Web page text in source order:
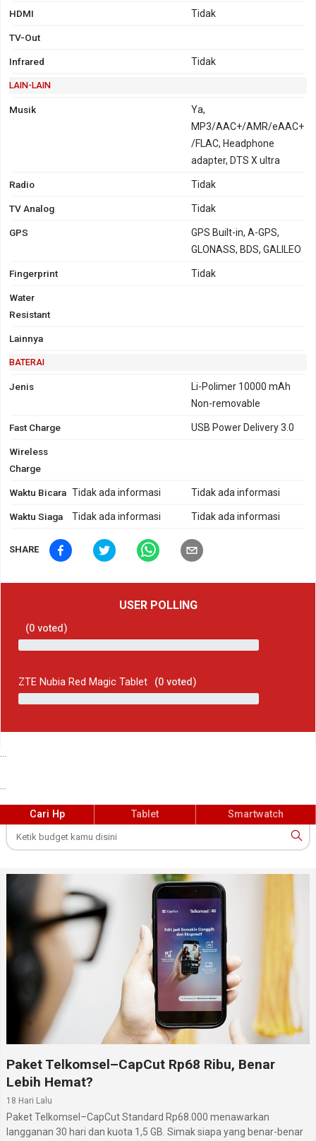
HDMI Tidak
TV-Out
Infrared Tidak
LAIN-LAIN
Musik
Ya,
MP3/AAC+/AMR/eAAC+
/FLAC, Headphone
adapter, DTS X ultra
Radio Tidak
TV Analog Tidak
GPS
GPS Built-in, A-GPS,
GLONASS, BDS, GALILEO
Fingerprint Tidak
Water
Resistant
Lainnya
BATERAI
Jenis
Li-Polimer 10000 mAh
Non-removable
Fast Charge USB Power Delivery 3.0
Wireless
Charge
Waktu Bicara Tidak ada informasi Tidak ada informasi
Waktu Siaga Tidak ada informasi Tidak ada informasi
SHARE
USER POLLING
(0 voted)
ZTE Nubia Red Magic Tablet (0 voted)
Cari Hp Tablet Smartwatch
Paket Telkomsel–CapCut Rp68 Ribu, Benar
Lebih Hemat?
18 Hari Lalu
Paket Telkomsel–CapCut Standard Rp68.000 menawarkan
langganan 30 hari dan kuota 1,5 GB. Simak siapa yang benar-benar